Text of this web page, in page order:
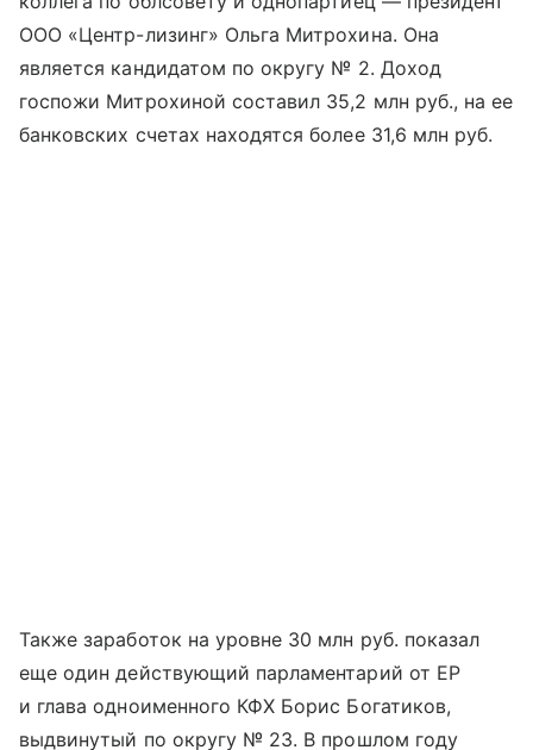
ООО «Центр-лизинг» Ольга Митрохина. Она
является кандидатом по округу № 2. Доход
госпожи Митрохиной составил 35,2 млн руб., на ее
банковских счетах находятся более 31,6 млн руб.
Также заработок на уровне 30 млн руб. показал
еще один действующий парламентарий от ЕР
и глава одноименного КФХ Борис Богатиков,
выдвинутый по округу № 23. В прошлом году